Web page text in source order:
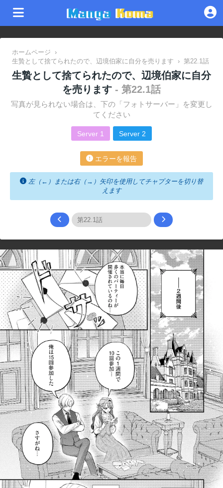
ホームページ
›
生贄として捨てられたので、辺境伯家に自分を売ります
› 第22.1話
生贄として捨てられたので、辺境伯家に自分
を売ります - 第22.1話
写真が見られない場合は、下の「フォトサーバー」を変更し
てください
Server 1 Server 2
エラーを報告
左（←）または右（→）矢印を使用してチャプターを切り替
えます